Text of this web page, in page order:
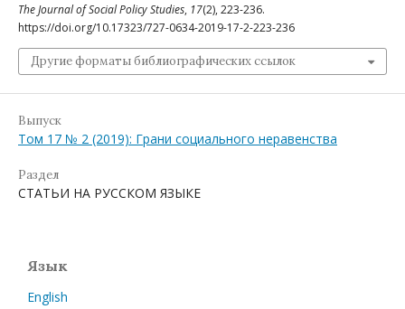
The Journal of Social Policy Studies, 17(2), 223-236.
https://doi.org/10.17323/727-0634-2019-17-2-223-236
Другие форматы библиографических ссылок
Выпуск
Том 17 № 2 (2019): Грани социального неравенства
Раздел
СТАТЬИ НА РУССКОМ ЯЗЫКЕ
Язык
English